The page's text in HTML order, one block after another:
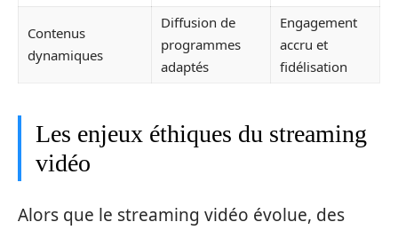
Contenus
dynamiques
Diffusion de
programmes
adaptés
Engagement
accru et
fidélisation
Les enjeux éthiques du streaming
vidéo
Alors que le streaming vidéo évolue, des